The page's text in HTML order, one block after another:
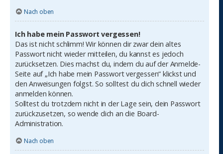
Nach oben
Ich habe mein Passwort vergessen!
Das ist nicht schlimm! Wir können dir zwar dein altes
Passwort nicht wieder mitteilen, du kannst es jedoch
zurücksetzen. Dies machst du, indem du auf der Anmelde-
Seite auf „Ich habe mein Passwort vergessen“ klickst und
den Anweisungen folgst. So solltest du dich schnell wieder
anmelden können.
Solltest du trotzdem nicht in der Lage sein, dein Passwort
zurückzusetzen, so wende dich an die Board-
Administration.
Nach oben